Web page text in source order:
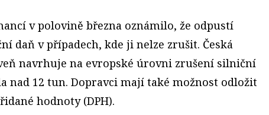
v polovině března oznámilo, že odpustí
daň v případech, kde ji nelze zrušit. Česká
navrhuje na evropské úrovni zrušení silniční
nad 12 tun. Dopravci mají také možnost odložit
hodnoty (DPH).